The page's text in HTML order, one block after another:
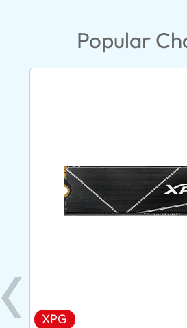
Popular
XPG